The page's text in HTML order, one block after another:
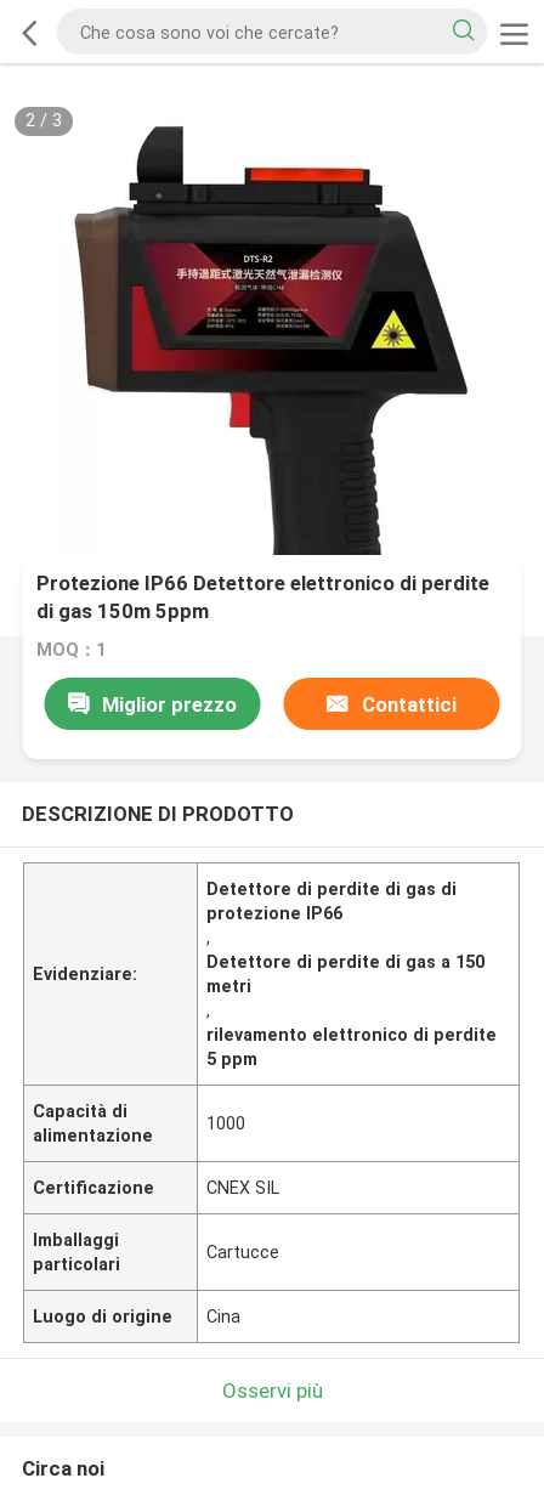
2/ 3
Protezione IP66 Detettore elettronico di perdite
di gas 150m 5ppm
MOQ：1
Miglior prezzo Contattici
DESCRIZIONE DI PRODOTTO
Evidenziare:
Detettore di perdite di gas di
protezione IP66
,
Detettore di perdite di gas a 150
metri
,
rilevamento elettronico di perdite
5 ppm
Capacità di
alimentazione
1000
Certificazione CNEX SIL
Imballaggi
particolari
Cartucce
Luogo di origine Cina
Osservi più
Circa noi